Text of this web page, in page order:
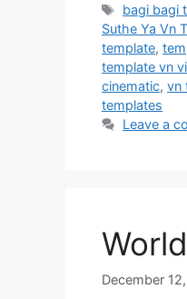
Tags
bagi bagi
Suthe Ya Vn
template,
template vn
cinematic, vn
templates
Leave a
December